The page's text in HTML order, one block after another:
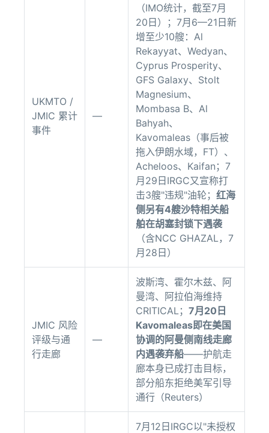
UKMTO /
JMIC 累计
事件
—
（IMO统计，截至7月
20日）；7月6—21日新
增至少10艘：Al
Rekayyat、Wedyan、
Cyprus Prosperity、
GFS Galaxy、Stolt
Magnesium、
Mombasa B、Al
Bahyah、
Kavomaleas（事后被
拖入伊朗水域，FT）、
Acheloos、Kaifan；7
月29日IRGC又宣称打
击3艘"违规"油轮； 红海
侧另有4艘沙特相关船
舶在胡塞封锁下遇袭
（含NCC GHAZAL，7
月28日）
JMIC 风险
评级与通
行走廊
—
波斯湾、霍尔木兹、阿
曼湾、阿拉伯海维持
CRITICAL； 7月20日
Kavomaleas即在美国
协调的阿曼侧南线走廊
内遇袭弃船——护航走
廊本身已成打击目标，
部分船东拒绝美军引导
通行（Reuters）
7月12日IRGC以"未授权